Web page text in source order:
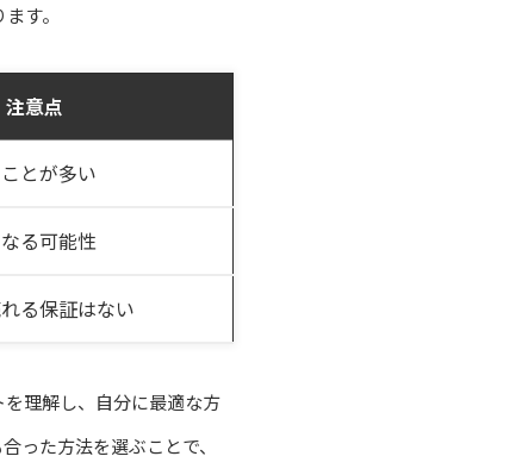
す。
注意点
とが多い
る可能性
る保証はない
理解し、自分に最適な方
った方法を選ぶことで、